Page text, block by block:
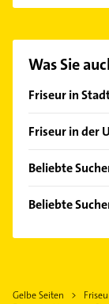
finden Sie alle
Was Sie
Friseur in
Ahlem
Badenstedt
Bothfeld
Calenberger
Friseur in der
Langenhagen
Hemmingen
Seelze
Beliebte
Immobilien
Steuerberater
Beliebte
Gelbe Seiten